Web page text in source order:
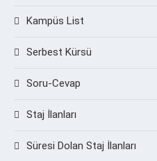
Kampüs List
Serbest Kürsü
Soru-Cevap
Staj İlanları
Süresi Dolan Staj İlanları